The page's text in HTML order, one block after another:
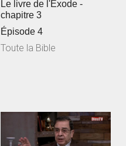
Le livre de l'Exode -
chapitre 3
Épisode 4
Toute la Bible